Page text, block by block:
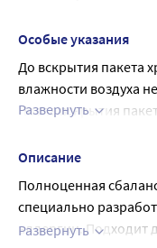
докозагексаеновой
гидрохлорид,
карнитин,
Особые указания
До вскрытия пакета
влажности воздуха
После вскрытия
Развернуть
Описание
Полноценная
специально
аллергии. Подходит
Развернуть